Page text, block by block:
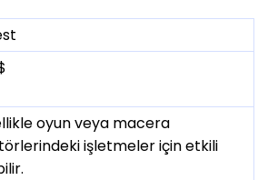
oyun veya macera
işletmeler için etkili